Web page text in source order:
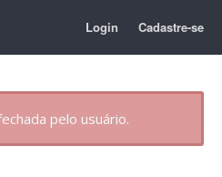
Login Cadastre-se
pelo usuário.